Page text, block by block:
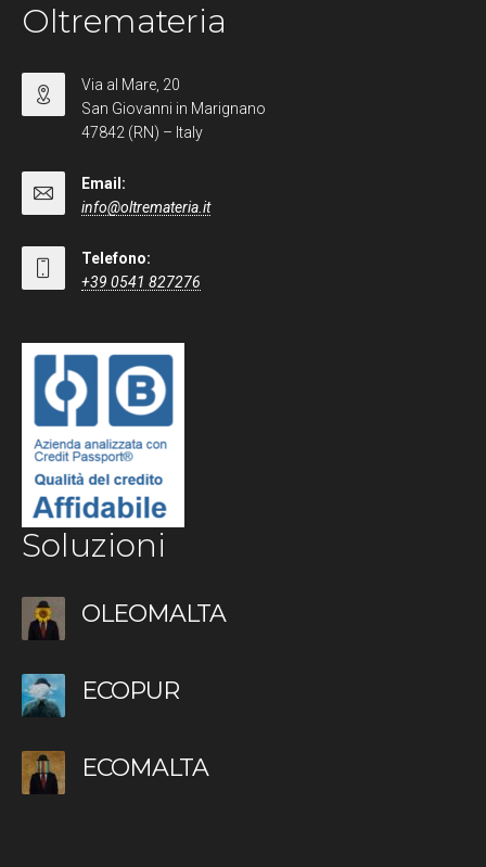
Oltremateria
Via al Mare, 20
San Giovanni in Marignano
47842 (RN) – Italy
Email:
info@oltremateria.it
Telefono:
+39 0541 827276
Soluzioni
OLEOMALTA
ECOPUR
ECOMALTA